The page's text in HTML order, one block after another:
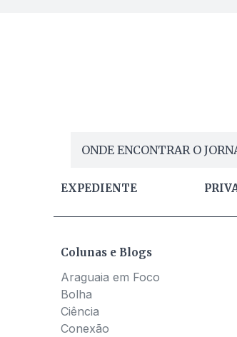
ONDE ENCONTRAR O
EXPEDIENTE
Colunas e Blogs
Araguaia em Foco
Bolha
Ciência
Conexão